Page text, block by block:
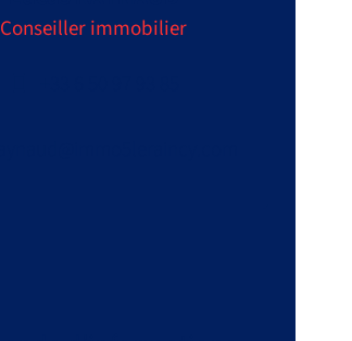
Conseiller immobilier